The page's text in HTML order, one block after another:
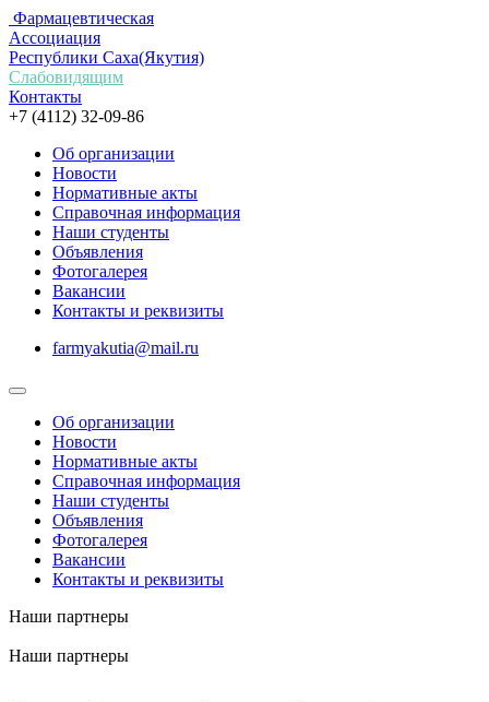
Фармацевтическая
Ассоциация
Республики Саха(Якутия)
Слабовидящим
Контакты
+7 (4112) 32-09-86
Об организации
Новости
Нормативные акты
Справочная информация
Наши студенты
Объявления
Фотогалерея
Вакансии
Контакты и реквизиты
farmyakutia@mail.ru
Об организации
Новости
Нормативные акты
Справочная информация
Наши студенты
Объявления
Фотогалерея
Вакансии
Контакты и реквизиты
Наши партнеры
Наши партнеры